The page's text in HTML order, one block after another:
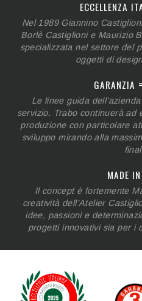
ECCELLENZA
Nel 1989 Giannino
Borlè Castiglioni e Maurizio
specializzata nel settore del
oggetti di
GARANZIA
Le linee guida
servizio. Trabo continuerà ad
produzione con particolare
sviluppo mirando alla
MADE
Il concept è fortemente
creatività dell’Atelier
idee, passioni e
progetti innovativi sia per i